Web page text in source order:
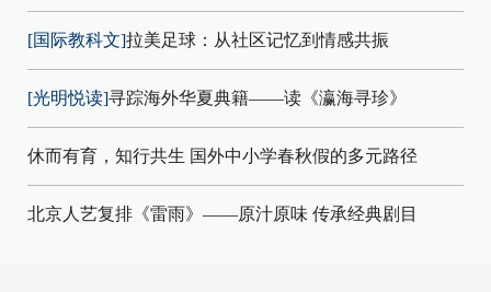
[国际教科文]拉美足球：从社区记忆到情感共振
[光明悦读]寻踪海外华夏典籍——读《瀛海寻珍》
休而有育，知行共生 国外中小学春秋假的多元路径
北京人艺复排《雷雨》——原汁原味 传承经典剧目